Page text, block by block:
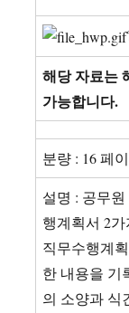
해당 자료는
가능합니다.
분량 : 16 페
설명 : 공무
행계획서 2
직무수행계
한 내용을 기
의 소양과 식